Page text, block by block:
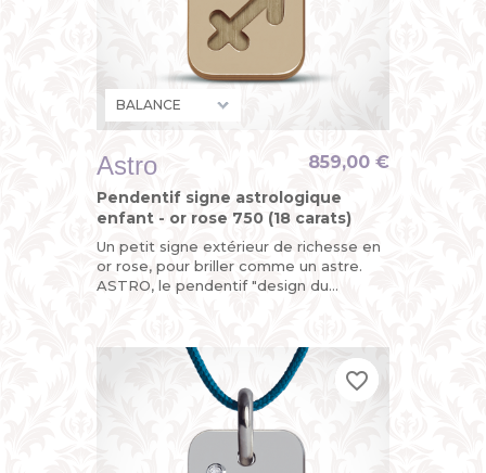
Astro
Pendentif signe astrologique
enfant - or rose 750 (18 carats)
Un petit signe extérieur de richesse en
or rose, pour briller comme un astre.
ASTRO, le pendentif "design du
859,00 €
favorite_border
favorite_border
favorite_border